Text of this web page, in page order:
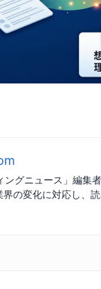
ングニュース」編
の変化に対応し、